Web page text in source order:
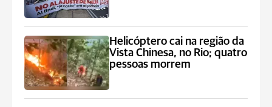
Helicóptero cai na região da
Vista Chinesa, no Rio; quatro
pessoas morrem